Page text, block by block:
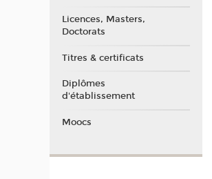
Licences, Masters,
Doctorats
Titres & certificats
Diplômes
d'établissement
Moocs